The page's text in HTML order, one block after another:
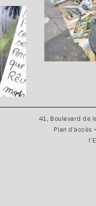
41, Boulevard de
Plan d'accès •